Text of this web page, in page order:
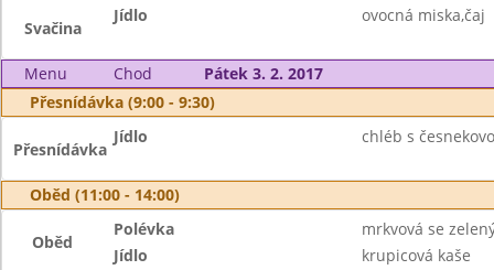
Svačina
Jídlo ovocná miska,čaj
Menu Chod
Pátek 3. 2. 2017
Přesnídávka (9:00 - 9:30)
Přesnídávka
Jídlo chléb s
Oběd (11:00 - 14:00)
Oběd
Polévka
mrkvová se
Jídlo
krupicová kaše